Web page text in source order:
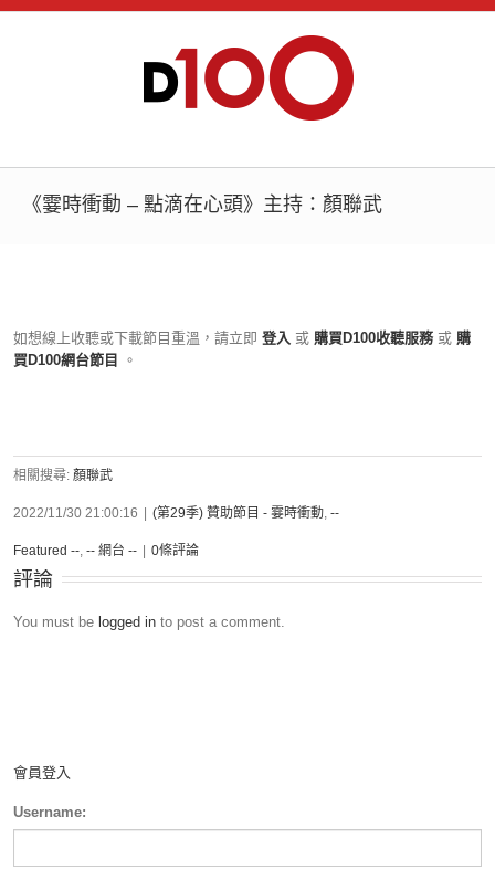
《霎時衝動 – 點滴在心頭》主持：顏聯武
如想線上收聽或下載節目重溫，請立即 登入 或 購買D100收聽服務 或 購
買D100網台節目
。
相關搜尋: 顏聯武
2022/11/30 21:00:16 (第29季) 贊助節目 - 霎時衝動, --
Featured --, -- 網台 -- 0條評論
評論
You must be logged in to post a comment.
會員登入
Username: